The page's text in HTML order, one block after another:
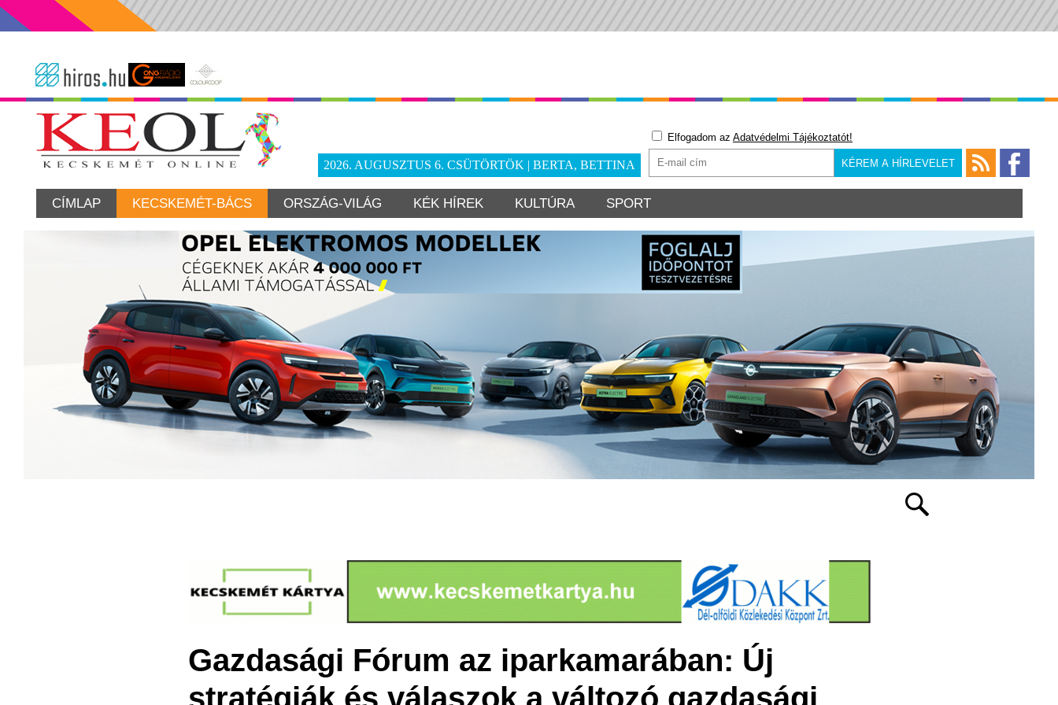
2026. AUGUSZTUS 6. CSÜTÖRTÖK | BERTA, BETTINA
Elfogadom az Adatvédelmi Tájékoztatót!
CÍMLAP KECSKEMÉT-BÁCS ORSZÁG-VILÁG KÉK HÍREK KULTÚRA SPORT
Gazdasági Fórum az iparkamarában: Új